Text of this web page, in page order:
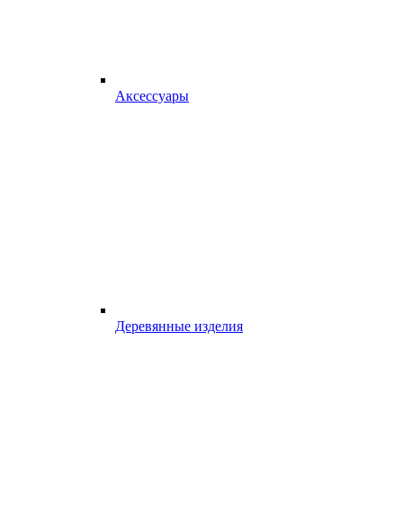
Аксессуары
Деревянные изделия